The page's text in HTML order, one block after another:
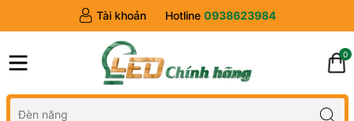
Tài khoản Hotline 0938623984
0